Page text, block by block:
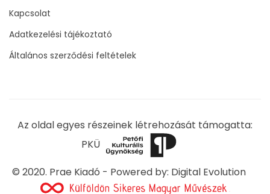
Kapcsolat
Adatkezelési tájékoztató
Általános szerződési feltételek
Az oldal egyes részeinek létrehozását támogatta:
PKÜ
© 2020. Prae Kiadó - Powered by: Digital Evolution